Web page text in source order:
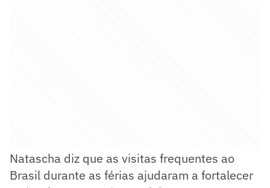
Natascha diz que as visitas frequentes ao
Brasil durante as férias ajudaram a fortalecer